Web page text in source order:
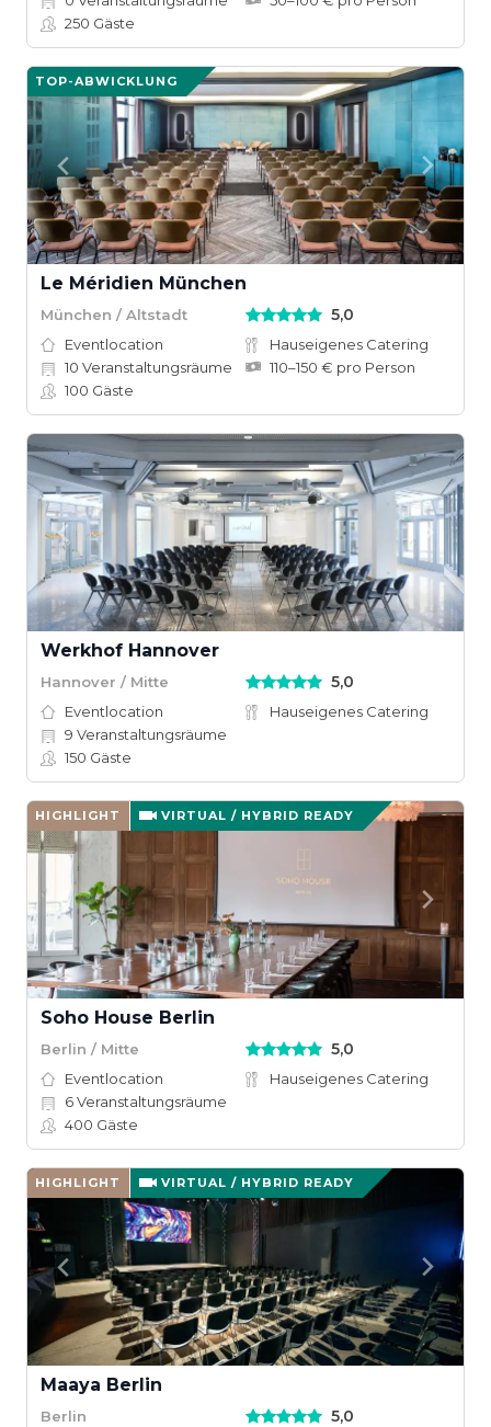
250 Gäste
TOP-ABWICKLUNG
Le Méridien München
München / Altstadt 5,0
Eventlocation
Hauseigenes Catering
10 Veranstaltungsräume
110–150 € pro Person
100 Gäste
Werkhof Hannover
Hannover / Mitte 5,0
Eventlocation
Hauseigenes Catering
9 Veranstaltungsräume
150 Gäste
HIGHLIGHT VIRTUAL / HYBRID READY
Soho House Berlin
Berlin / Mitte 5,0
Eventlocation
Hauseigenes Catering
6Veranstaltungsräume
400 Gäste
HIGHLIGHT VIRTUAL / HYBRID READY
Maaya Berlin
Berlin 5,0